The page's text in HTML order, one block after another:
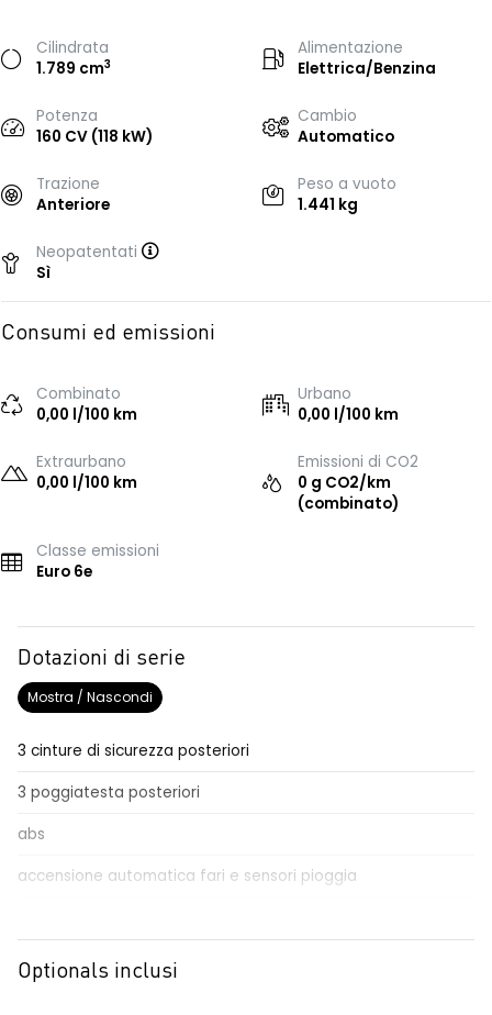
Cilindrata
1.789 cm3
Alimentazione
Elettrica/Benzina
Potenza
160 CV (118 kW)
Cambio
Automatico
Trazione
Anteriore
Peso a vuoto
1.441 kg
Neopatentati
Sì
Consumi ed emissioni
Combinato
0,00 l/100 km
Urbano
0,00 l/100 km
Extraurbano
0,00 l/100 km
Emissioni di CO2
0 g CO2/km
(combinato)
Classe emissioni
Euro 6e
Dotazioni di serie
Mostra / Nascondi
3 cinture di sicurezza posteriori
3 poggiatesta posteriori
abs
accensione automatica fari e sensori pioggia
Aggiornamento del sistema, incluso per 5 anni
Optionals inclusi